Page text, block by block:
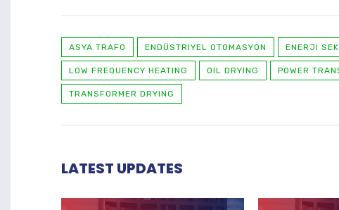
ASYA TRAFO ENDÜSTRIYEL OTOMASYON ENERJI
LOW FREQUENCY HEATING OIL DRYING POWER
TRANSFORMER DRYING
LATEST UPDATES